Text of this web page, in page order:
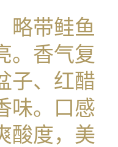
略带鲑鱼
。香气复
子、红醋
味。口感
酸度，美